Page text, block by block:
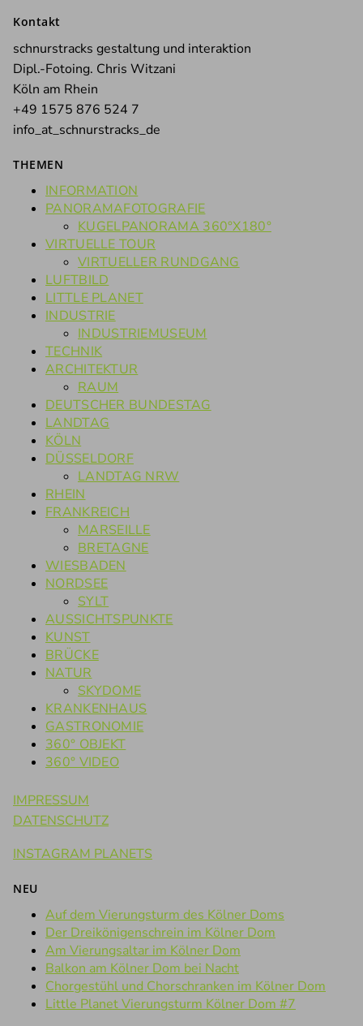
Kontakt
schnurstracks gestaltung und interaktion
Dipl.-Fotoing. Chris Witzani
Köln am Rhein
+49 1575 876 524 7
info_at_schnurstracks_de
THEMEN
INFORMATION
PANORAMAFOTOGRAFIE
KUGELPANORAMA 360°X180°
VIRTUELLE TOUR
VIRTUELLER RUNDGANG
LUFTBILD
LITTLE PLANET
INDUSTRIE
INDUSTRIEMUSEUM
TECHNIK
ARCHITEKTUR
RAUM
DEUTSCHER BUNDESTAG
LANDTAG
KÖLN
DÜSSELDORF
LANDTAG NRW
RHEIN
FRANKREICH
MARSEILLE
BRETAGNE
WIESBADEN
NORDSEE
SYLT
AUSSICHTSPUNKTE
KUNST
BRÜCKE
NATUR
SKYDOME
KRANKENHAUS
GASTRONOMIE
360° OBJEKT
360° VIDEO
IMPRESSUM
DATENSCHUTZ
INSTAGRAM PLANETS
NEU
Auf dem Vierungsturm des Kölner Doms
Der Dreikönigenschrein im Kölner Dom
Am Vierungsaltar im Kölner Dom
Balkon am Kölner Dom bei Nacht
Chorgestühl und Chorschranken im Kölner Dom
Little Planet Vierungsturm Kölner Dom #7